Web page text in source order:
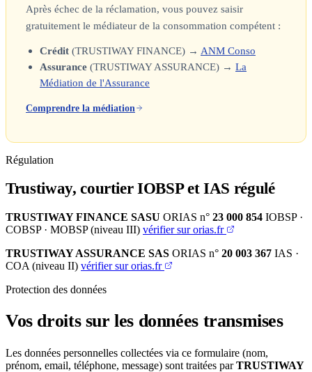
Après échec de la réclamation, vous pouvez saisir
gratuitement le médiateur de la consommation compétent :
Crédit (TRUSTIWAY FINANCE) → ANM Conso
Assurance (TRUSTIWAY ASSURANCE) → La
Médiation de l'Assurance
Comprendre la médiation
Régulation
Trustiway, courtier IOBSP et IAS régulé
TRUSTIWAY FINANCE SASU ORIAS n° 23 000 854 IOBSP ·
COBSP · MOBSP (niveau III) vérifier sur orias.fr
TRUSTIWAY ASSURANCE SAS ORIAS n° 20 003 367 IAS ·
COA (niveau II) vérifier sur orias.fr
Protection des données
Vos droits sur les données transmises
Les données personnelles collectées via ce formulaire (nom,
prénom, email, téléphone, message) sont traitées parTRUSTIWAY